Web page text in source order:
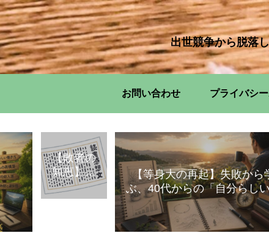
出世競争から脱落
お問い合わせ プライバシ
【敗者の
知恵】古
典・歴史
から学ぶ
【等身大の再起】失敗から
ぶ、40代からの「自分らし
暮らし方